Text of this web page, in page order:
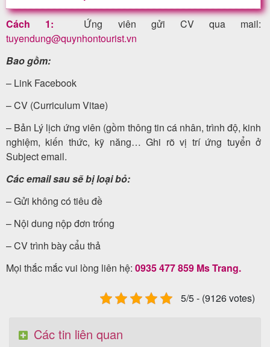
Cách 1:
Ứng viên gửi CV qua mail:
tuyendung@quynhontourist.vn
Bao gồm:
– Link Facebook
– CV (Curriculum Vitae)
– Bản Lý lịch ứng viên (gồm thông tin cá nhân, trình độ, kinh
nghiệm, kiến thức, kỹ năng… Ghi rõ vị trí ứng tuyển ở
Subject email.
Các email sau sẽ bị loại bỏ:
– Gửi không có tiêu đề
– Nội dung nộp đơn trống
– CV trình bày cẩu thả
Mọi thắc mắc vui lòng liên hệ: 0935 477 859 Ms Trang.
5/5 - (9126 votes)
Các tin liên quan